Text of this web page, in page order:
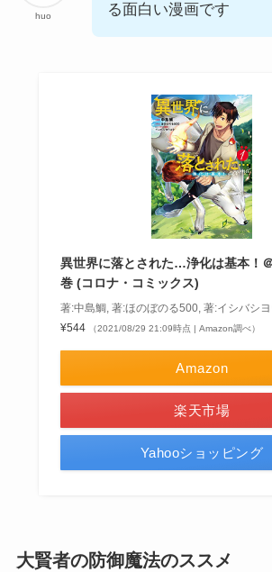
huo
る面白い漫画です
異世界に落とされた…浄化は基本！
巻 (コロナ・コミックス)
著:中島鯛, 著:ほのぼのる500, 著:イシバシ
¥544
（2021/08/29 21:09時点 | Amazon調べ）
Amazon
楽天市場
Yahooショッピング
大賢者の防御魔法のススメ